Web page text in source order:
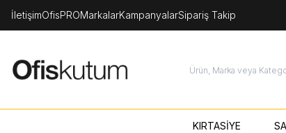
İletişimOfisPROMarkalarKampanyalarSipariş Takip
KIRTASİYE